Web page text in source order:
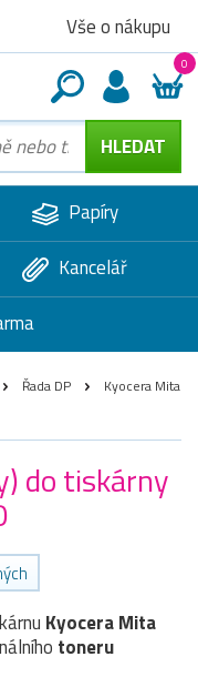
Vše o nákupu
0
Papíry
Kancelář
Řada DP
Kyocera Mita
do tiskárny
Kyocera Mita
toneru